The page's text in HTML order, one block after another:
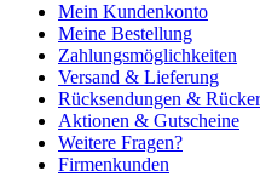
Mein Kundenkonto
Meine Bestellung
Zahlungsmöglichkeiten
Versand & Lieferung
Rücksendungen &
Aktionen & Gutscheine
Weitere Fragen?
Firmenkunden